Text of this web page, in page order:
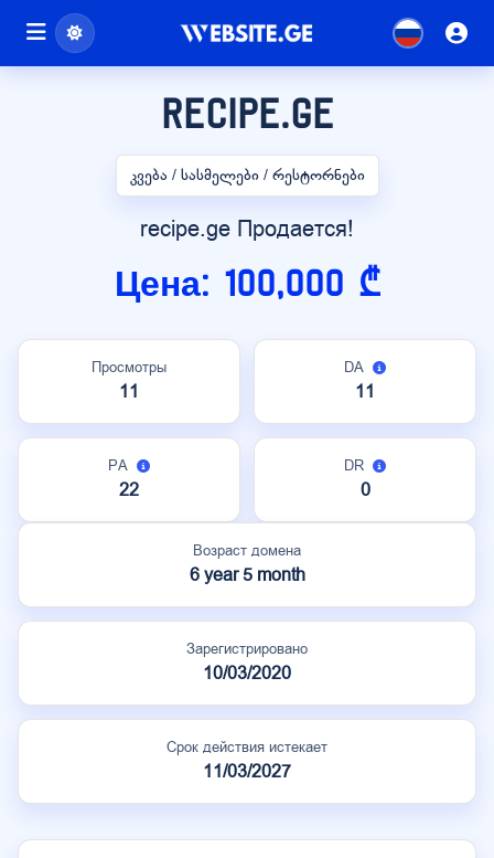
recipe.ge
კვება / სასმელები / რესტორნები
recipe.ge Продается!
Цена: 100,000 ₾
Просмотры
11
DA
11
PA
22
DR
0
Возраст домена
6 year 5 month
Зарегистрировано
10/03/2020
Срок действия истекает
11/03/2027